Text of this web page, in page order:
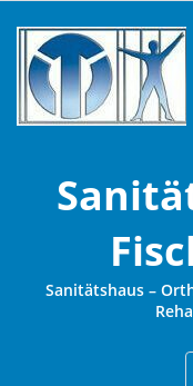
content
Sanitätshaus –